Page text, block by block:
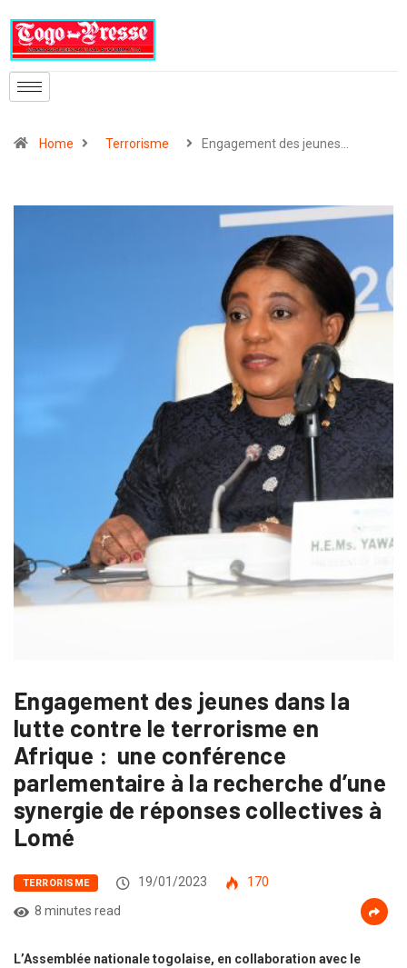
Home Terrorisme Engagement des jeunes…
Engagement des jeunes dans la
lutte contre le terrorisme en
Afrique : une conférence
parlementaire à la recherche d’une
synergie de réponses collectives à
Lomé
TERRORISME 19/01/2023
170
8 minutes read
L’Assemblée nationale togolaise, en collaboration avec le